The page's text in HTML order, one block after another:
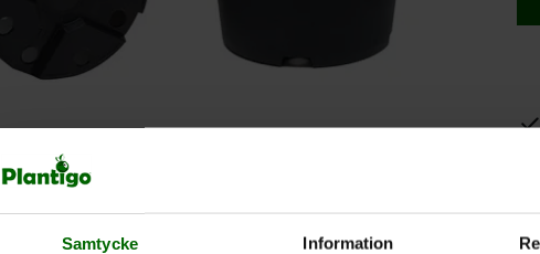
Samtycke Information